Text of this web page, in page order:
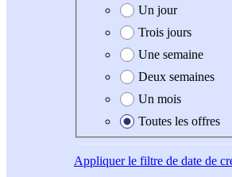
Date de création de l'offre
Un jour
Trois jours
Une semaine
Deux semaines
Un mois
Toutes les offres
Appliquerle filtre de date de